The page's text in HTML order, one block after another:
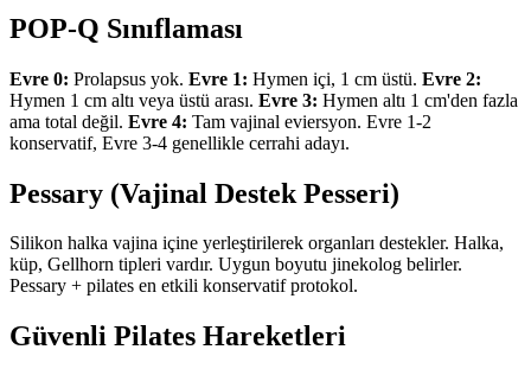
POP-Q Sınıflaması
Evre 0: Prolapsus yok. Evre 1: Hymen içi, 1 cm üstü. Evre 2:
Hymen 1 cm altı veya üstü arası. Evre 3: Hymen altı 1 cm'den fazla
ama total değil. Evre 4: Tam vajinal eviersyon. Evre 1-2
konservatif, Evre 3-4 genellikle cerrahi adayı.
Pessary (Vajinal Destek Pesseri)
Silikon halka vajina içine yerleştirilerek organları destekler. Halka,
küp, Gellhorn tipleri vardır. Uygun boyutu jinekolog belirler.
Pessary + pilates en etkili konservatif protokol.
Güvenli Pilates Hareketleri